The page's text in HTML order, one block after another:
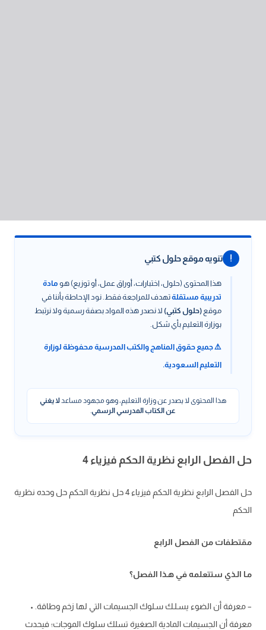
! تنويه موقع حلول كتبي
هذا المحتوى (حلول، اختبارات، أوراق عمل، أو توزيع) هو مادة
تدريبية مستقلةتهدف للمراجعة فقط. نود الإحاطة بأننا في
موقع (حلول كتبي) لا نصدر هذه المواد بصفة رسمية ولا نرتبط
بوزارة التعليم بأي شكل.
⚠️ جميع حقوق المناهج والكتب المدرسية محفوظة لوزارة
التعليم السعودية.
هذا المحتوى لا يصدر عن وزارة التعليم، وهو مجهود مساعدلا يغني
عن الكتاب المدرسي الرسمي.
حل الفصل الرابع نظرية الحكم فيزياء 4
حل الفصل الرابع نظرية الحكم فيزياء 4 حل نظرية الحكم حل وحده نظرية
الحكم
مقتطفات من الفصل الرابع
مـا الـذي ستتعلمه في هـذا الفصل؟
– معرفة أن الضوء يسـلـك سـلوك الجسيمات التي لها زخم وطاقة. •
معرفة أن الجسيمات المادية الصغيرة تسلك سلوك الموجات؛ فيحدث